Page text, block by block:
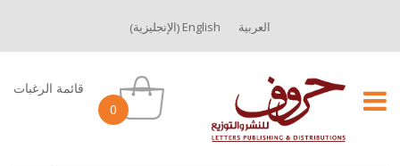
العربية English
(الإنجليزية)
0
قائمة الرغبات